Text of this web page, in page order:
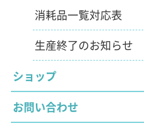
消耗品一覧対応表
生産終了のお知らせ
ショップ
お問い合わせ